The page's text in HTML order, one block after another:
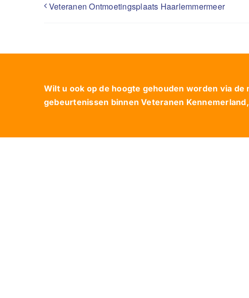
Veteranen Ontmoetingsplaats Haarlemmermeer
Wilt u ook op de hoogte gehouden worden via
gebeurtenissen binnen Veteranen